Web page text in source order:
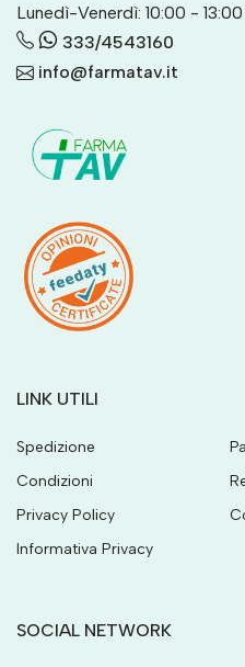
Lunedì-Venerdì: 10:00 -
333/4543160
info@farmatav.it
LINK UTILI
Spedizione
Condizioni
Privacy Policy
Informativa Privacy
SOCIAL NETWORK